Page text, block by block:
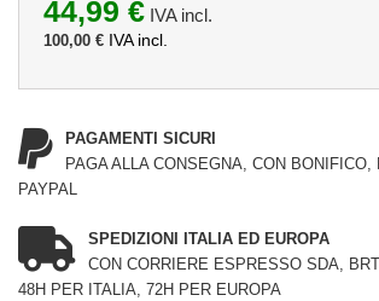
44,99 € IVA incl.
100,00 € IVA incl.
PAGAMENTI SICURI
PAGA ALLA CONSEGNA, CON BONIFICO,
PAYPAL
SPEDIZIONI ITALIA ED EUROPA
CON CORRIERE ESPRESSO SDA,
48H PER ITALIA, 72H PER EUROPA